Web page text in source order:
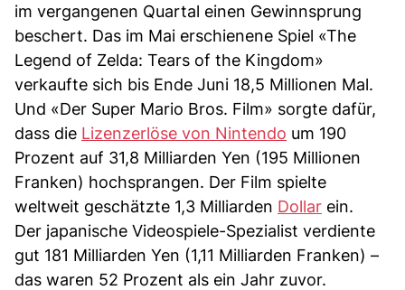
im vergangenen Quartal einen Gewinnsprung
beschert. Das im Mai erschienene Spiel «The
Legend of Zelda: Tears of the Kingdom»
verkaufte sich bis Ende Juni 18,5 Millionen Mal.
Und «Der Super Mario Bros. Film» sorgte dafür,
dass die Lizenzerlöse von Nintendo um 190
Prozent auf 31,8 Milliarden Yen (195 Millionen
Franken) hochsprangen. Der Film spielte
weltweit geschätzte 1,3 Milliarden Dollar ein.
Der japanische Videospiele-Spezialist verdiente
gut 181 Milliarden Yen (1,11 Milliarden Franken) –
das waren 52 Prozent als ein Jahr zuvor.